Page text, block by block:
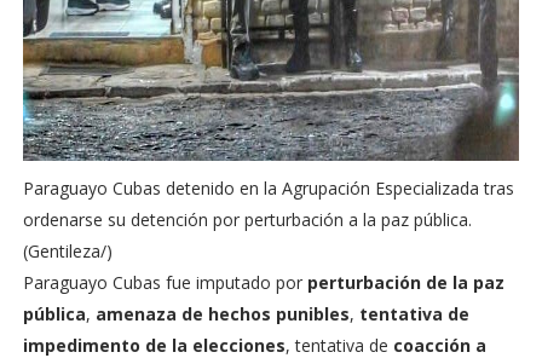
Paraguayo Cubas detenido en la Agrupación Especializada tras
ordenarse su detención por perturbación a la paz pública.
(Gentileza/)
Paraguayo Cubas fue imputado por perturbación de la paz
pública, amenaza de hechos punibles, tentativa de
impedimento de la elecciones, tentativa de coacción a